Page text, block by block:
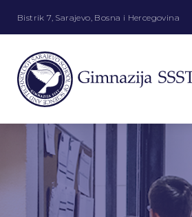
Bistrik 7, Sarajevo, Bosna i Hercegovina